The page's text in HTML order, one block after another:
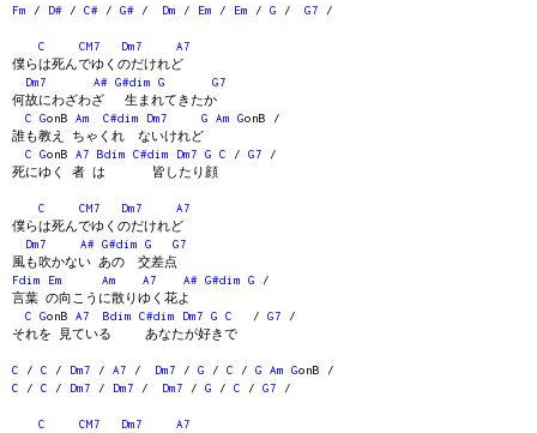
Fm / D# / C# / G# / Dm / Em / Em / G / G7 /
C CM7 Dm7
A7
僕らは死んでゆくのだけれど
Dm7
A# G#dim G
G7
何故にわざわざ 生まれてきたか
C
GonB Am C#dim Dm7 G Am GonB /
誰も教え ちゃくれ ないけれど
C
GonB A7 Bdim C#dim Dm7 G C / G7 /
死にゆく 者 は 皆したり顔
C CM7 Dm7
A7
僕らは死んでゆくのだけれど
Dm7
A# G#dim G
G7
風も吹かない あの 交差点
Fdim
Em Am A7 A# G#dim G /
言葉 の向こうに散りゆく花よ
C
GonB A7 Bdim C#dim Dm7 G C / G7 /
それを 見ている あなたが好きで
C / C / Dm7 / A7 / Dm7 / G / C / G Am GonB /
C / C / Dm7 / Dm7 / Dm7 / G / C / G7 /
C CM7 Dm7
A7